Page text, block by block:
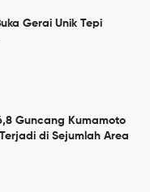
Gerai Unik Tepi
Guncang Kumamoto
di Sejumlah Area